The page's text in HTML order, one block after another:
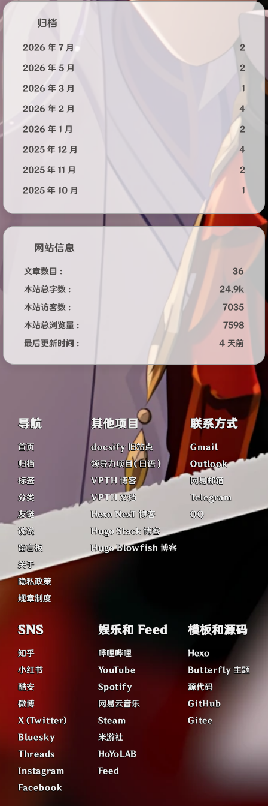
归档
2026 年 7 月
2
2026 年 5 月
2
2026 年 3 月
1
2026 年 2 月
4
2026 年 1 月
2
2025 年 12 月
4
2025 年 11 月
2
2025 年 10 月
1
网站信息
文章数目 :
36
本站总字数 :
24.9k
本站访客数 :
7035
本站总浏览量 :
7598
最后更新时间 :
4 天前
导航
首页
归档
标签
分类
友链
说说
留言板
关于
隐私政策
规章制度
其他项目
docsify 旧站点
领导力项目（日语）
VPTH 博客
VPTH 文档
Hexo NexT 博客
Hugo Stack 博客
Hugo Blowfish 博客
联系方式
Gmail
Outlook
网易邮箱
Telegram
QQ
SNS
知乎
小红书
酷安
微博
X (Twitter)
Bluesky
Threads
Instagram
Facebook
娱乐和 Feed
哔哩哔哩
YouTube
Spotify
网易云音乐
Steam
米游社
HoYoLAB
Feed
模板和源码
Hexo
Butterfly 主题
源代码
GitHub
Gitee